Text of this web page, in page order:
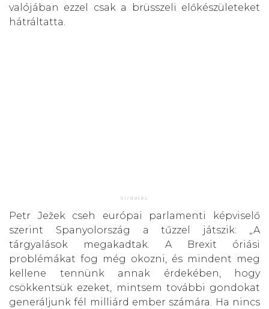
valójában ezzel csak a brüsszeli előkészületeket
hátráltatta.
Petr Ježek cseh európai parlamenti képviselő
szerint Spanyolország a tűzzel játszik: „A
tárgyalások megakadtak. A Brexit óriási
problémákat fog még okozni, és mindent meg
kellene tennünk annak érdekében, hogy
csökkentsük ezeket, mintsem további gondokat
generáljunk fél milliárd ember számára. Ha nincs